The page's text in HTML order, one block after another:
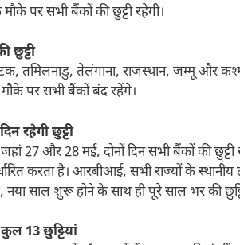
पर सभी बैंकों की छुट्टी रहेगी।
छुट्टी
तमिलनाडु, तेलंगाना, राजस्थान, जम्मू और
पर सभी बैंकों बंद रहेंगे।
रहेगी छुट्टी
27 और 28 मई, दोनों दिन सभी बैंकों की छुट्टी
करता है। आरबीआई, सभी राज्यों के
नया साल शुरू होने के साथ ही पूरे साल भर की
13 छुट्टियां